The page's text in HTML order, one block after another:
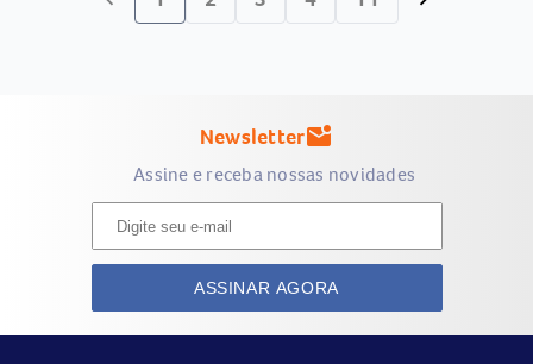
Newslettermark_email_unread
Assine e receba nossas novidades
ASSINAR AGORA